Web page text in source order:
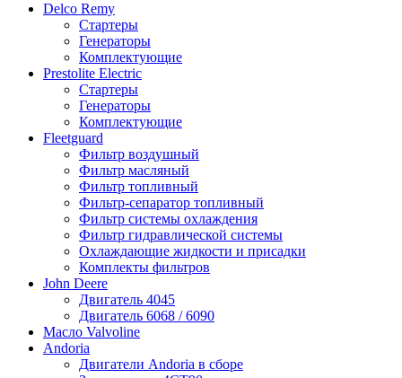
Delco Remy
Стартеры
Генераторы
Комплектующие
Prestolite Electric
Стартеры
Генераторы
Комплектующие
Fleetguard
Фильтр воздушный
Фильтр масляный
Фильтр топливный
Фильтр-сепаратор топливный
Фильтр системы охлаждения
Фильтр гидравлической системы
Охлаждающие жидкости и присадки
Комплекты фильтров
John Deere
Двигатель 4045
Двигатель 6068 / 6090
Масло Valvoline
Andoria
Двигатели Andoria в сборе